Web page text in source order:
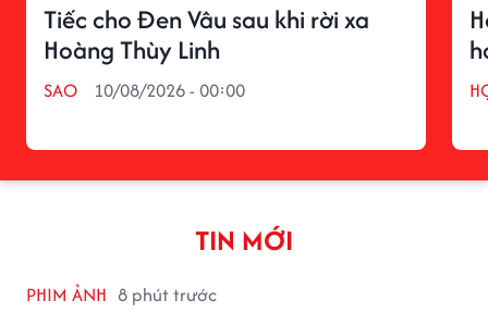
Tiếc cho Đen Vâu sau khi rời xa
Hoàng Thùy Linh
SAO 10/08/2026 - 00:00
TIN MỚI
PHIM ẢNH 8 phút trước